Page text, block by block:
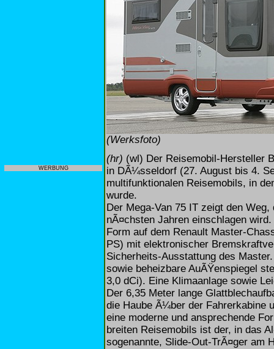
WERBUNG
(Werksfoto)
(hr) (wl) Der Reisemobil-Hersteller
in DÃ¼sseldorf (27. August bis 4.
multifunktionalen Reisemobils, in
wurde.
Der Mega-Van 75 IT zeigt den
nÃ¤chsten Jahren einschlagen
Form auf dem Renault Master-
PS) mit elektronischer
Sicherheits-Ausstattung des
sowie beheizbare AuÃŸenspiegel
3,0 dCi). Eine Klimaanlage sowie
Der 6,35 Meter lange
die Haube Ã¼ber der Fahrerkabine
eine moderne und ansprechende
breiten Reisemobils ist der, in das
sogenannte, Slide-Out-TrÃ¤ger am